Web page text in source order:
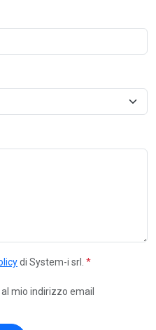
di System-i srl. *
mio indirizzo email